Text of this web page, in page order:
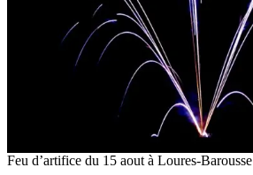
Feu d’artifice du 15 aout à Loures-Barousse